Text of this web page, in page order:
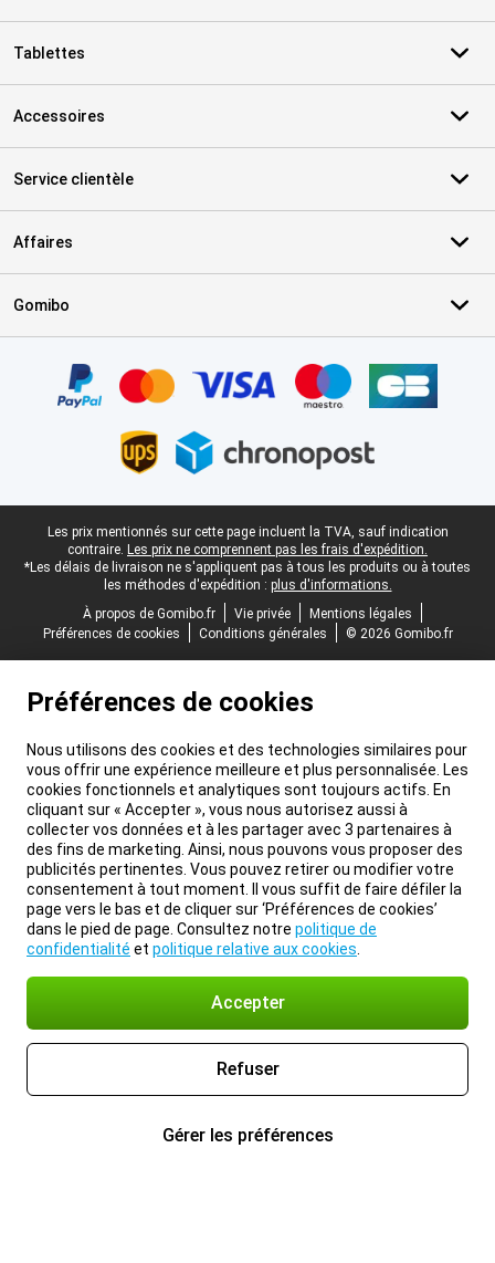
Tablettes
Accessoires
Service clientèle
Affaires
Gomibo
Pied-de-page légal
Les prix mentionnés sur cette page incluent la TVA, sauf indication
contraire. Les prix ne comprennent pas les frais d'expédition.
*Les délais de livraison ne s'appliquent pas à tous les produits ou à toutes
les méthodes d'expédition : plus d'informations.
À propos de Gomibo.fr
Vie privée
Mentions légales
Préférences de cookies
Conditions générales © 2026 Gomibo.fr
Préférences de cookies
Nous utilisons des cookies et des technologies similaires pour
vous offrir une expérience meilleure et plus personnalisée. Les
cookies fonctionnels et analytiques sont toujours actifs. En
cliquant sur « Accepter », vous nous autorisez aussi à
collecter vos données et à les partager avec 3 partenaires à
des fins de marketing. Ainsi, nous pouvons vous proposer des
publicités pertinentes. Vous pouvez retirer ou modifier votre
consentement à tout moment. Il vous suffit de faire défiler la
page vers le bas et de cliquer sur ‘Préférences de cookies’
dans le pied de page. Consultez notre politique de
confidentialité et politique relative aux cookies
Accepter
Refuser
Gérer les préférences